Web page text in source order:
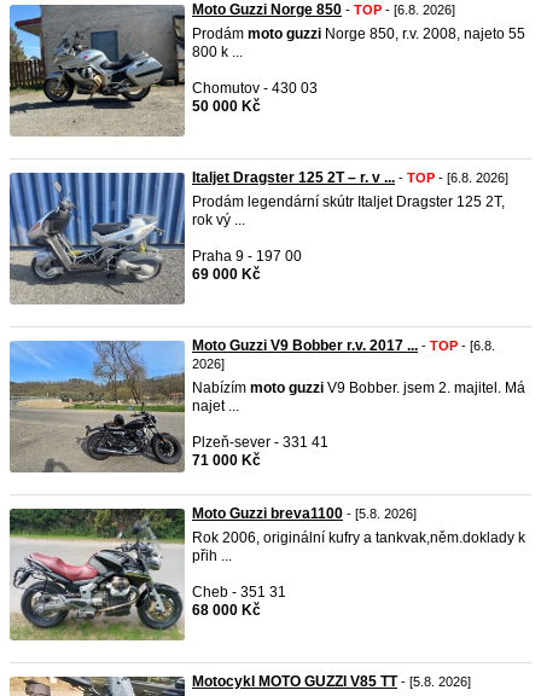
Moto Guzzi Norge 850 - TOP - [6.8. 2026]
Prodám moto guzzi Norge 850, r.v. 2008, najeto 55
800 k ...
Chomutov - 430 03
50 000 Kč
Italjet Dragster 125 2T – r. v ... - TOP - [6.8. 2026]
Prodám legendární skútr Italjet Dragster 125 2T,
rok vý ...
Praha 9 - 197 00
69 000 Kč
Moto Guzzi V9 Bobber r.v. 2017 ... - TOP - [6.8.
2026]
Nabízím moto guzzi V9 Bobber. jsem 2. majitel. Má
najet ...
Plzeň-sever - 331 41
71 000 Kč
Moto Guzzi breva1100 - [5.8. 2026]
Rok 2006, originální kufry a tankvak,něm.doklady k
přih ...
Cheb - 351 31
68 000 Kč
Motocykl MOTO GUZZI V85 TT- [5.8. 2026]